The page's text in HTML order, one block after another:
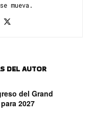
mueva.
DEL AUTOR
del Grand
2027